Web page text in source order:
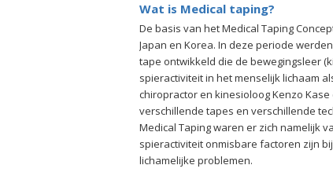
Wat is Medical taping?
De basis van het Medical Taping
Japan en Korea. In deze periode
tape ontwikkeld die de bewegingsleer
spieractiviteit in het menselijk lichaam
chiropractor en kinesioloog Kenzo
verschillende tapes en verschillende
Medical Taping waren er zich namelijk
spieractiviteit onmisbare factoren zijn
lichamelijke problemen.